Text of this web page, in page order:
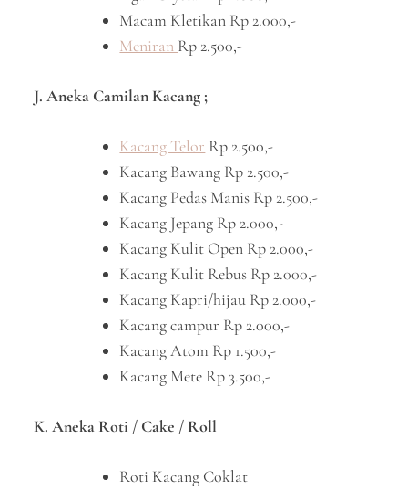
Macam Kletikan Rp 2.000,-
Meniran Rp 2.500,-
J. Aneka Camilan Kacang ;
Kacang Telor Rp 2.500,-
Kacang Bawang Rp 2.500,-
Kacang Pedas Manis Rp 2.500,-
Kacang Jepang Rp 2.000,-
Kacang Kulit Open Rp 2.000,-
Kacang Kulit Rebus Rp 2.000,-
Kacang Kapri/hijau Rp 2.000,-
Kacang campur Rp 2.000,-
Kacang Atom Rp 1.500,-
Kacang Mete Rp 3.500,-
K. Aneka Roti / Cake / Roll
Roti Kacang Coklat